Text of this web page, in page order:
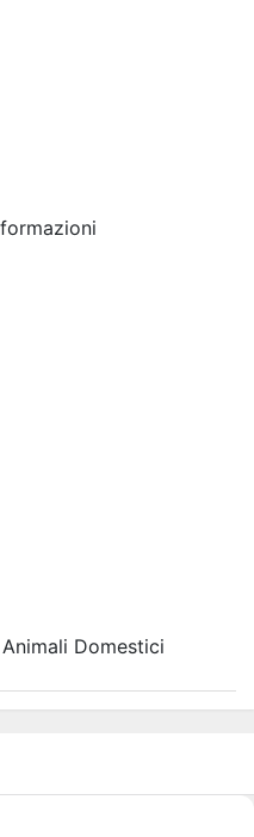
Domestici